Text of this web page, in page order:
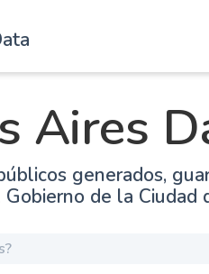
Aires
generados,
de la Ciudad